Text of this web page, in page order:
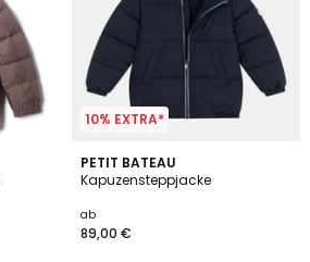
10% EXTRA*
PETIT BATEAU
Kapuzensteppjacke
ab
89,00 €
5
/